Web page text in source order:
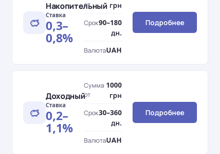
Накопительный
Ставка
0,3–
0,8%
от
грн
Срок90–180
дн.
ВалютаUAH
Подробнее
Доходный
Ставка
0,2–
1,1%
Сумма
от
1000
грн
Срок30–360
дн.
ВалютаUAH
Подробнее